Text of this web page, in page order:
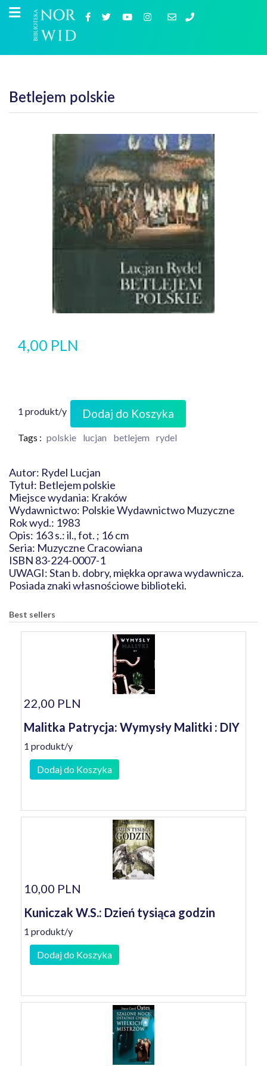
Betlejem polskie
4,00 PLN
1 produkt/y Dodaj do Koszyka
Tags : polskie lucjan betlejem rydel
Autor: Rydel Lucjan
Tytuł: Betlejem polskie
Miejsce wydania: Kraków
Wydawnictwo: Polskie Wydawnictwo Muzyczne
Rok wyd.: 1983
Opis: 163 s.: il., fot. ; 16 cm
Seria: Muzyczne Cracowiana
ISBN 83-224-0007-1
UWAGI: Stan b. dobry, miękka oprawa wydawnicza.
Posiada znaki własnościowe biblioteki.
Best sellers
22,00 PLN
Malitka Patrycja: Wymysły Malitki : DIY
1 produkt/y
Dodaj do Koszyka
10,00 PLN
Kuniczak W.S.: Dzień tysiąca godzin
1 produkt/y
Dodaj do Koszyka